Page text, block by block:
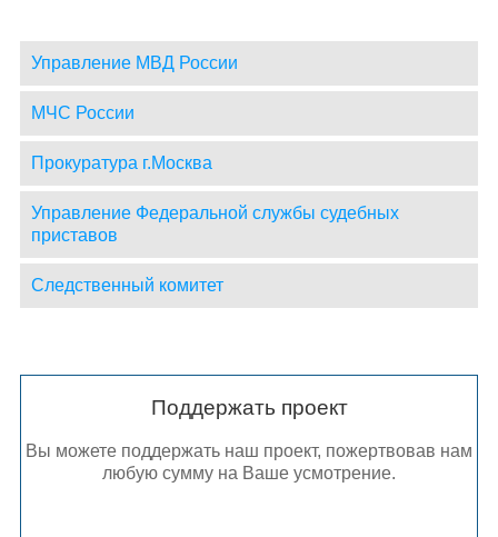
Управление МВД России
МЧС России
Прокуратура г.Москва
Управление Федеральной службы судебных
приставов
Следственный комитет
Поддержать проект
Вы можете поддержать наш проект, пожертвовав нам
любую сумму на Ваше усмотрение.